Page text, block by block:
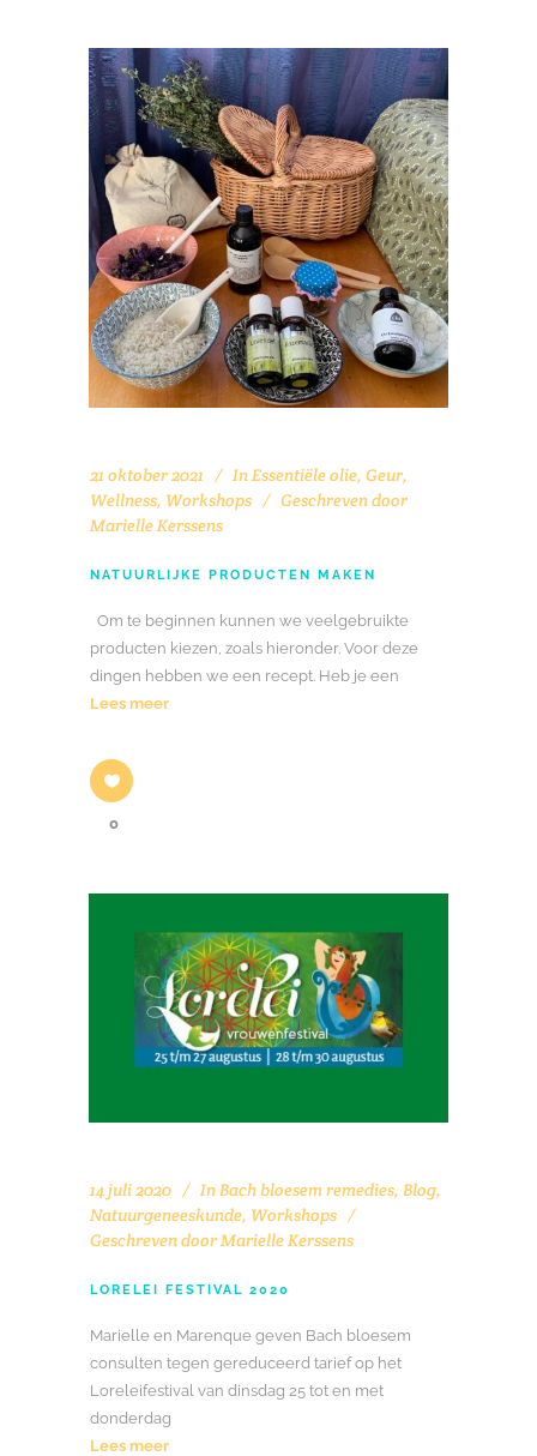
21 oktober 2021 InEssentiële olie, Geur,
Wellness, Workshops
Geschreven door
Marielle Kerssens
NATUURLIJKE PRODUCTEN MAKEN
Om te beginnen kunnen we veelgebruikte
producten kiezen, zoals hieronder. Voor deze
dingen hebben we een recept. Heb je een
Lees meer
0
14 juli 2020 In Bach bloesem remedies, Blog,
Natuurgeneeskunde, Workshops
Geschreven doorMarielle Kerssens
LORELEI FESTIVAL 2020
Marielle en Marenque geven Bach bloesem
consulten tegen gereduceerd tarief op het
Loreleifestival van dinsdag 25 tot en met
donderdag
Lees meer